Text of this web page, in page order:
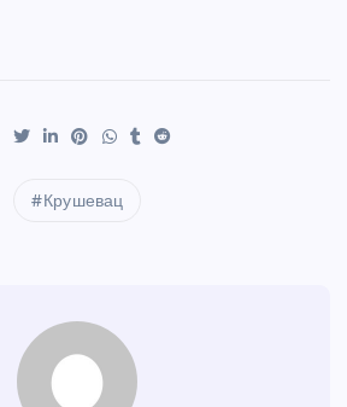
Крушевац